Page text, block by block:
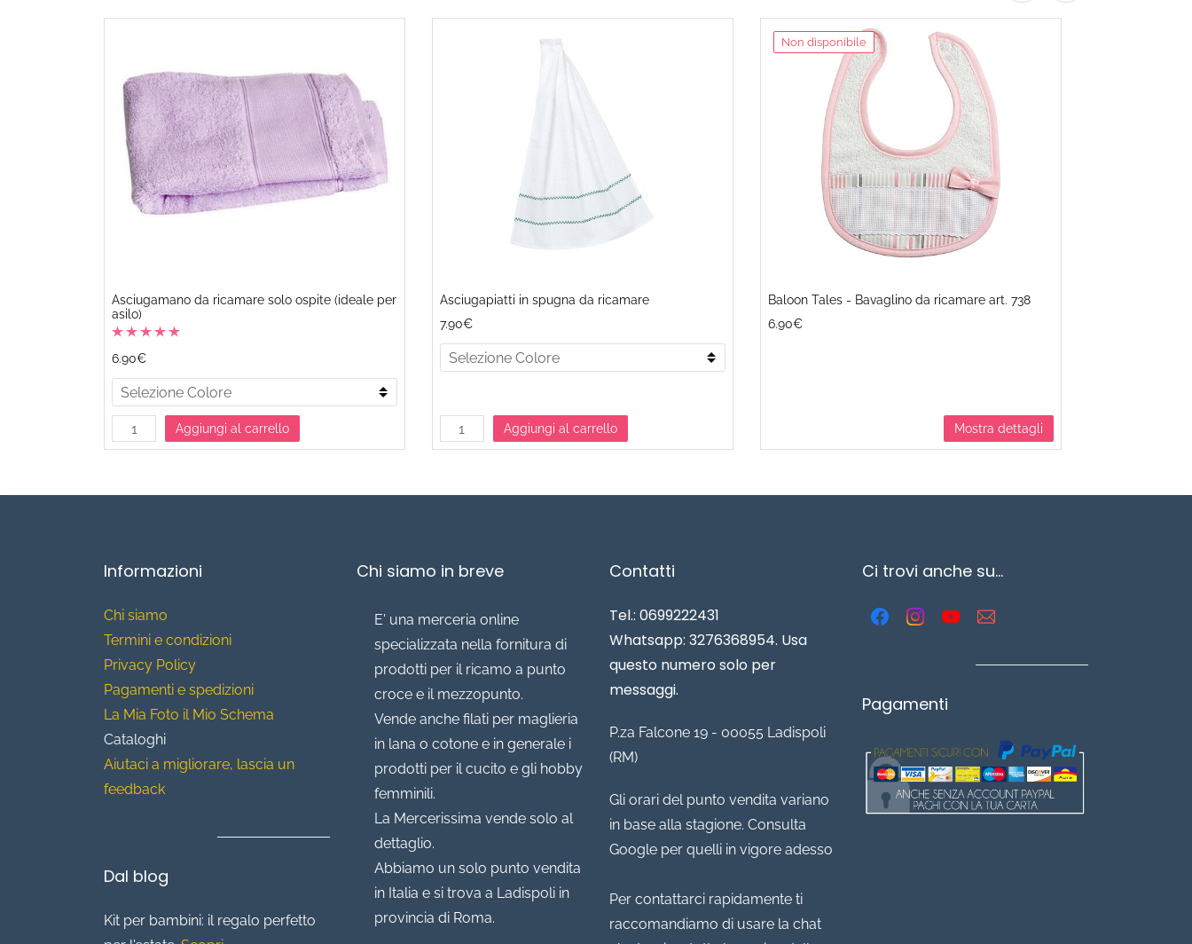
Asciugamano da ricamare solo ospite (ideale per
asilo)
6.90€
Aggiungi al carrello
Asciugapiatti in spugna da ricamare
7.90€
Aggiungi al carrello
Non disponibile
Baloon Tales - Bavaglino da ricamare art. 738
6.90€
Mostra dettagli
Informazioni
Chi siamo
Termini e condizioni
Privacy Policy
Pagamenti e spedizioni
La Mia Foto il Mio Schema
Cataloghi
Aiutaci a migliorare, lascia un
feedback
Dal blog
Kit per bambini: il regalo perfetto
Chi siamo in breve
E' una merceria online
specializzata nella fornitura di
prodotti per il ricamo a punto
croce e il mezzopunto.
Vende anche filati per maglieria
in lana o cotone e in generale i
prodotti per il cucito e gli hobby
femminili.
La Mercerissima vende solo al
dettaglio.
Abbiamo un solo punto vendita
in Italia e si trova a Ladispoli in
provincia di Roma.
Contatti
Tel.: 0699222431
Whatsapp: 3276368954. Usa
questo numero solo per
messaggi.
P.za Falcone 19 - 00055 Ladispoli
(RM)
Gli orari del punto vendita variano
in base alla stagione. Consulta
Google per quelli in vigore adesso
Per contattarci rapidamente ti
raccomandiamo di usare la chat
Ci trovi anche su...
Pagamenti